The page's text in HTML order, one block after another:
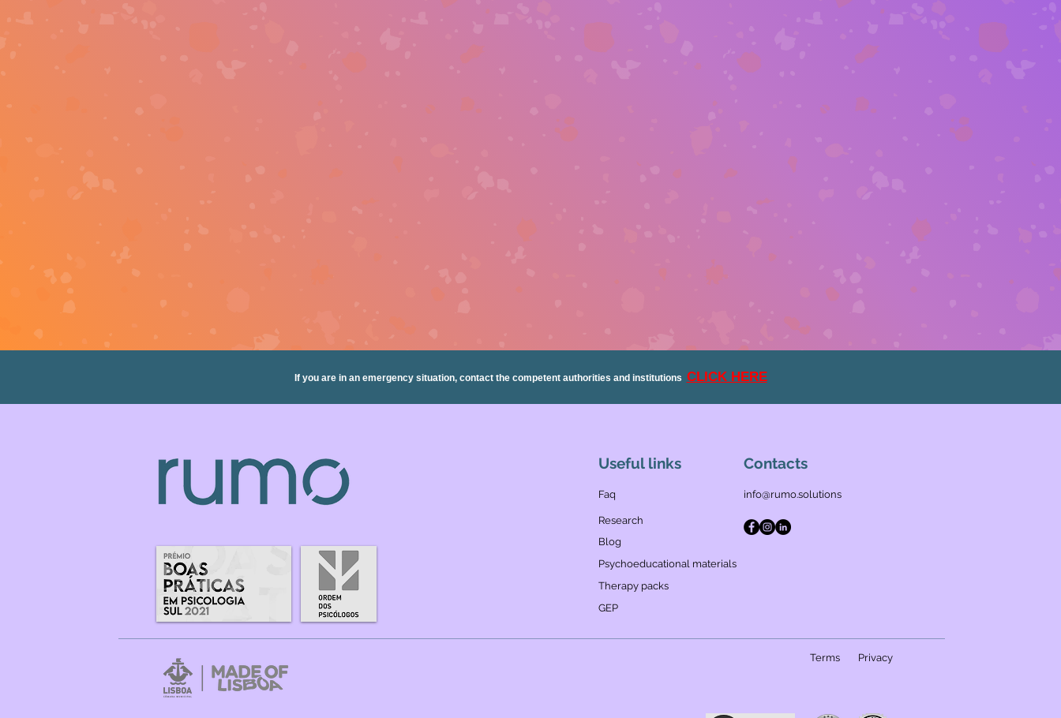
If you are in an emergency situation, contact the competent authorities and institutions CLICK HERE
Useful links
Faq
Research
Contacts
info@rumo.solutions
Blog
Psychoeducational materials
Therapy packs
GEP
Terms Privacy